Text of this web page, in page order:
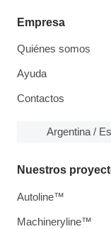
Empresa
Quiénes somos
Ayuda
Contactos
Argentina /
Nuestros
Autoline™
Machineryline™